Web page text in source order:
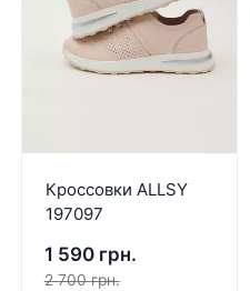
Кроссовки ALLSY
197097
1 590 грн.
2 700 грн.